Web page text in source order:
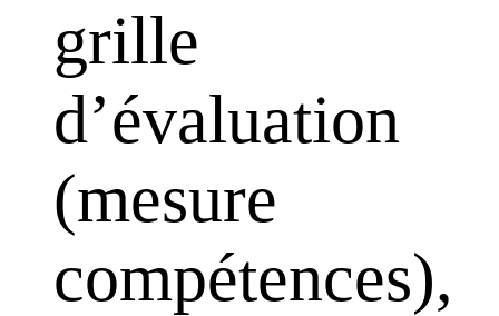
grille
d’évaluation
(mesure
compétences),